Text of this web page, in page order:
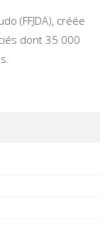
(FFJDA), créée
dont 35 000